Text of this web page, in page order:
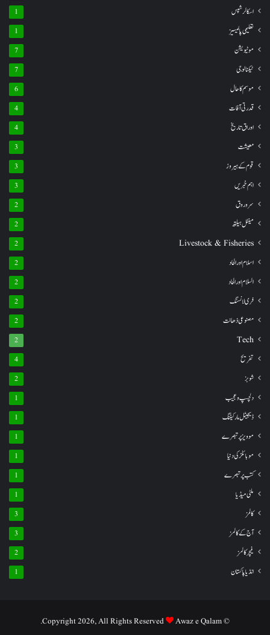
اسکالرشپس 1
تعلیمی پالیسیز 1
موٹیویشن 7
ٹیکنالوجی 7
موسم کا حال 6
قدرتی آفات 4
اوراق تاریخ 4
معیشت 3
قوم کے ہیروز 3
اہم خبریں 3
سروروق 2
مینٹل ہیلتھ 2
Livestock & Fisheries
2
اسلام اور الحاد 2
السلام اور الحاد 2
فری لانسنگ 2
مصنوعی ذھانت 2
Tech
2
تفریح 4
شوبز 2
دلچسپ و عجیب 1
ڈیجیٹل مارکیٹنگ 1
موویز پر تبصرے 1
موبائلز کی دنیا 1
کتب پر تبصرے 1
ملٹی میڈیا 1
کالمز 3
آج کے کالمز 3
فیچر کالمز 2
انڈیا پاکستان 1
© Copyright 2026, All Rights Reserved
Awaz e Qalam.